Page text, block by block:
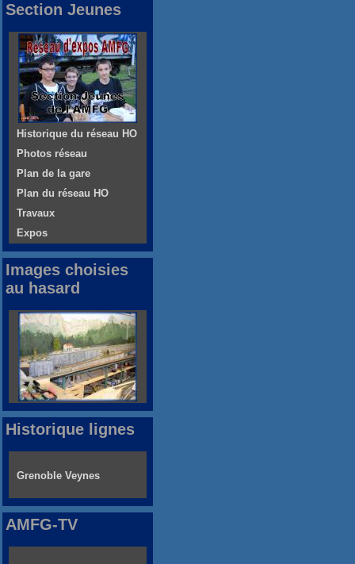
Section Jeunes
Historique du réseau HO
Photos réseau
Plan de la gare
Plan du réseau HO
Travaux
Expos
Images choisies
au hasard
Historique lignes
Grenoble Veynes
AMFG-TV